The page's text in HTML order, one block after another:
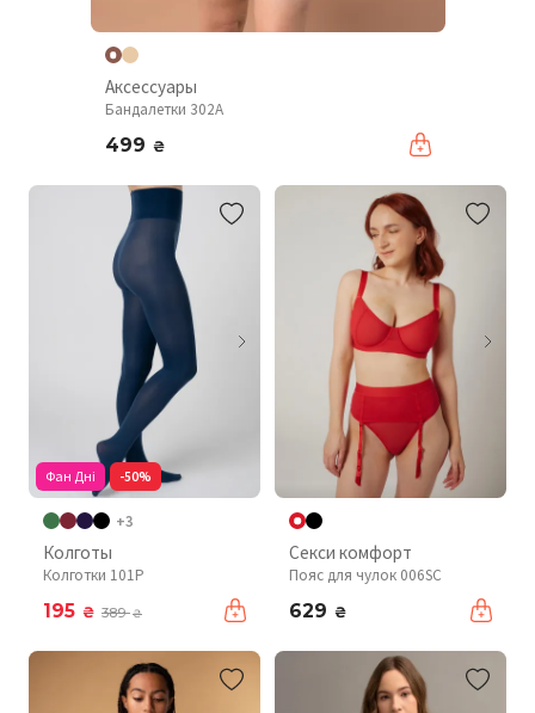
Аксессуары
Бандалетки 302A
499 ₴
Фан Дні -50%
+3
Колготы
Колготки 101P
195 ₴ 389₴
Секси комфорт
Пояс для чулок 006SC
629 ₴